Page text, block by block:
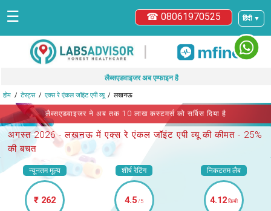
हिंदी ▼
☎ 08061970525
☰
|
लैब्सएडवाइजर अब एम्फाइन है
होम टेस्ट्स एक्स रे एंकल जॉइंट एपी व्यू लखनऊ
लैब्सएडवाइजर ने अब तक 10 लाख कस्टमर्स को सर्विस दिया है
अगस्त 2026 -लखनऊ में एक्स रे एंकल जॉइंट एपी व्यूकी कीमत - 25%
की बचत
न्यूनतम मूल्य
₹ 262
शीर्ष रेटिंग
4.5/5
निकटतम लैब
4.12किमी